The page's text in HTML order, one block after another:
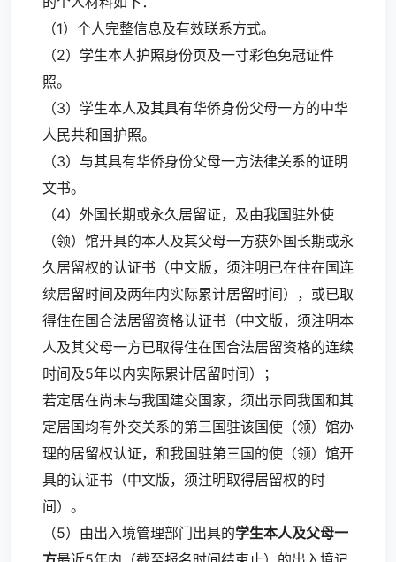
（1）个人完整信息及有效联系方式。
（2）学生本人护照身份页及一寸彩色免冠证件
照。
（3）学生本人及其具有华侨身份父母一方的中华
人民共和国护照。
（3）与其具有华侨身份父母一方法律关系的证明
文书。
（4）外国长期或永久居留证，及由我国驻外使
（领）馆开具的本人及其父母一方获外国长期或永
久居留权的认证书（中文版，须注明已在住在国连
续居留时间及两年内实际累计居留时间），或已取
得住在国合法居留资格认证书（中文版，须注明本
人及其父母一方已取得住在国合法居留资格的连续
时间及5年以内实际累计居留时间）；
若定居在尚未与我国建交国家，须出示同我国和其
定居国均有外交关系的第三国驻该国使（领）馆办
理的居留权认证，和我国驻第三国的使（领）馆开
具的认证书（中文版，须注明取得居留权的时
间）。
（5）由出入境管理部门出具的学生本人及父母一